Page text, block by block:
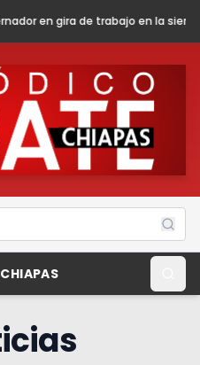
en la sierra madre de Chiapas